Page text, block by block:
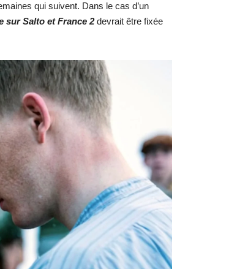
qui suivent. Dans le cas d’un
sur Salto et France 2devrait être fixée